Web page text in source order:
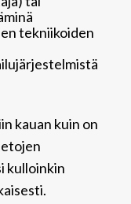
tekniikoiden
kauan kuin on
kulloinkin